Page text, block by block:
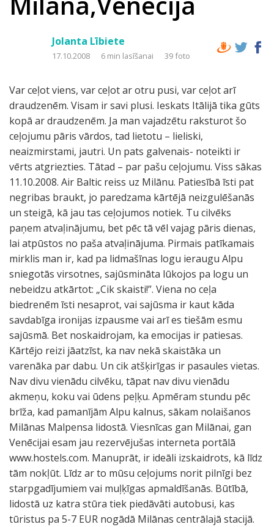
Jolanta Lībiete
17.10.2008 6 min lasīšanai 39 foto
Var ceļot viens, var ceļot ar otru pusi, var ceļot arī
draudzenēm. Visam ir savi plusi. Ieskats Itālijā tika gūts
kopā ar draudzenēm. Ja man vajadzētu raksturot šo
ceļojumu pāris vārdos, tad lietotu – lieliski,
neaizmirstami, jautri. Un pats galvenais- noteikti ir
vērts atgriezties. Tātad – par pašu ceļojumu. Viss sākas
11.10.2008. Air Baltic reiss uz Milānu. Patiesībā īsti pat
negribas braukt, jo paredzama kārtējā neizgulēšanās
un steigā, kā jau tas ceļojumos notiek. Tu cilvēks
paņem atvaļinājumu, bet pēc tā vēl vajag pāris dienas,
lai atpūstos no paša atvaļinājuma. Pirmais patīkamais
mirklis man ir, kad pa lidmašīnas logu ieraugu Alpu
sniegotās virsotnes, sajūsmināta lūkojos pa logu un
nebeidzu atkārtot: „Cik skaisti!”. Viena no ceļa
biedrenēm īsti nesaprot, vai sajūsma ir kaut kāda
savdabīga ironijas izpausme vai arī es tiešām esmu
sajūsmā. Bet noskaidrojam, ka emocijas ir patiesas.
Kārtējo reizi jāatzīst, ka nav nekā skaistāka un
varenāka par dabu. Un cik atšķirīgas ir pasaules vietas.
Nav divu vienādu cilvēku, tāpat nav divu vienādu
akmeņu, koku vai ūdens peļķu. Apmēram stundu pēc
brīža, kad pamanījām Alpu kalnus, sākam nolaišanos
Milānas Malpensa lidostā. Viesnīcas gan Milānai, gan
Venēcijai esam jau rezervējušas interneta portālā
www.hostels.com. Manuprāt, ir ideāli izskaidrots, kā līdz
tām nokļūt. Līdz ar to mūsu ceļojums norit pilnīgi bez
starpgadījumiem vai muļķīgas apmaldīšanās. Būtībā,
lidostā uz katra stūra tiek piedāvāti autobusi, kas
tūristus pa 5-7 EUR nogādā Milānas centrālajā stacijā.